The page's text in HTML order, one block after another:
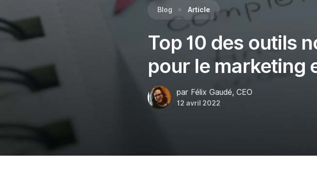
Blog Article
Top 10 des outils
pour le marketing
par Félix Gaudé, CEO
12 avril 2022